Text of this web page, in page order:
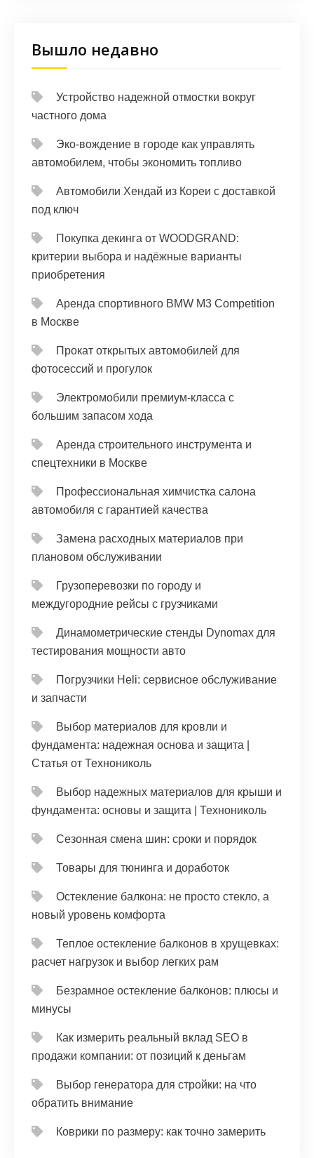
Вышло недавно
Устройство надежной отмостки вокруг
частного дома
Эко-вождение в городе как управлять
автомобилем, чтобы экономить топливо
Автомобили Хендай из Кореи с доставкой
под ключ
Покупка декинга от WOODGRAND:
критерии выбора и надёжные варианты
приобретения
Аренда спортивного BMW M3 Competition
в Москве
Прокат открытых автомобилей для
фотосессий и прогулок
Электромобили премиум-класса с
большим запасом хода
Аренда строительного инструмента и
спецтехники в Москве
Профессиональная химчистка салона
автомобиля с гарантией качества
Замена расходных материалов при
плановом обслуживании
Грузоперевозки по городу и
междугородние рейсы с грузчиками
Динамометрические стенды Dynomax для
тестирования мощности авто
Погрузчики Heli: сервисное обслуживание
и запчасти
Выбор материалов для кровли и
фундамента: надежная основа и защита |
Статья от Технониколь
Выбор надежных материалов для крыши и
фундамента: основы и защита | Технониколь
Сезонная смена шин: сроки и порядок
Товары для тюнинга и доработок
Остекление балкона: не просто стекло, а
новый уровень комфорта
Теплое остекление балконов в хрущевках:
расчет нагрузок и выбор легких рам
Безрамное остекление балконов: плюсы и
минусы
Как измерить реальный вклад SEO в
продажи компании: от позиций к деньгам
Выбор генератора для стройки: на что
обратить внимание
Коврики по размеру: как точно замерить